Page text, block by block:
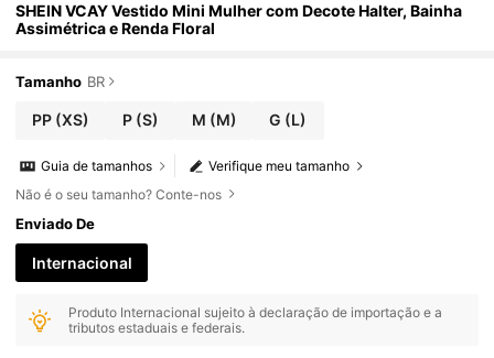
SHEIN VCAY Vestido Mini Mulher com Decote Halter, Bainha
Assimétrica e Renda Floral
Tamanho BR
PP(XS) P(S) M (M) G (L)
Verifique meu tamanho
Guia de tamanhos
Não é o seu tamanho? Conte-nos
Enviado De
Internacional
Produto Internacional sujeito à declaração de importação e a
tributos estaduais e federais.